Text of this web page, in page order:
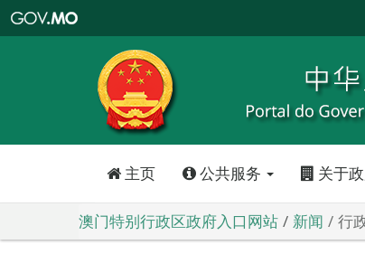
特
政
区
政
口
主页 公共服务 关于
澳门特别行政区政府入口网站 新闻 行